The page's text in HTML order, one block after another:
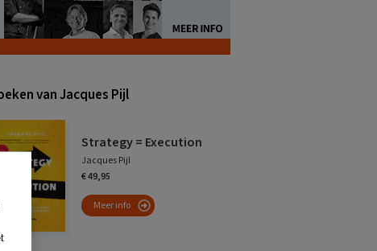
van Jacques Pijl
Strategy = Execution
Jacques Pijl
€ 49,95
Meer info